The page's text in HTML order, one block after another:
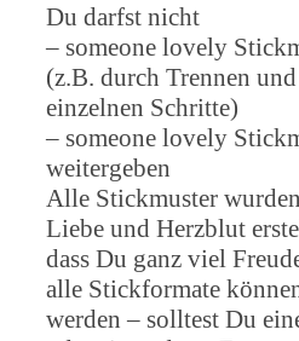
Du darfst nicht
– someone lovely
(z.B. durch Trennen
einzelnen Schritte)
– someone lovely
weitergeben
Alle Stickmuster
Liebe und Herzblut
dass Du ganz viel
alle Stickformate
werden – solltest Du